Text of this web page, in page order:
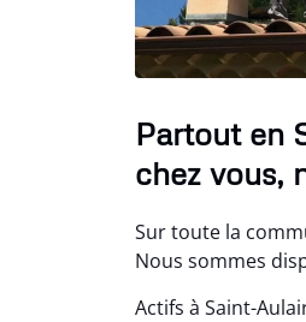
Partout en
chez vous,
Sur toute la
Nous sommes
Actifs à Saint-